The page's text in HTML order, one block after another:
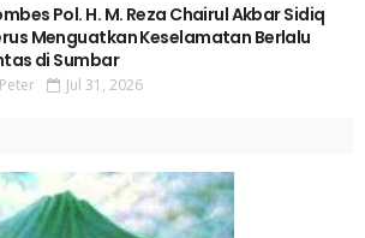
Pol. H. M. Reza Chairul Akbar Sidiq
Menguatkan Keselamatan Berlalu
di Sumbar
Peter Jul 31, 2026